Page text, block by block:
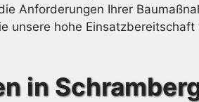
Anforderungen Ihrer
unsere hohe
in